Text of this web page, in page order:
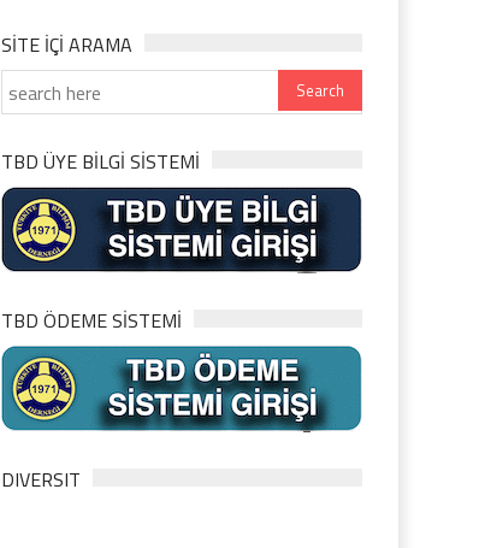
SITE IÇI ARAMA
TBD ÜYE BİLGİ SİSTEMİ
TBD ÖDEME SİSTEMİ
DIVERSIT